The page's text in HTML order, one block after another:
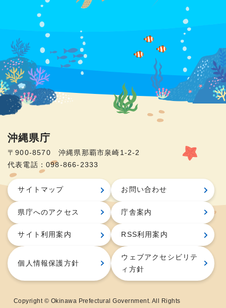
沖縄県庁
〒900-8570 沖縄県那覇市泉崎1-2-2
代表電話：098-866-2333
サイトマップ お問い合わせ
県庁へのアクセス 庁舎案内
サイト利用案内 RSS利用案内
個人情報保護方針
ウェブアクセシビリテ
ィ方針
Copyright © Okinawa Prefectural Government. All Rights